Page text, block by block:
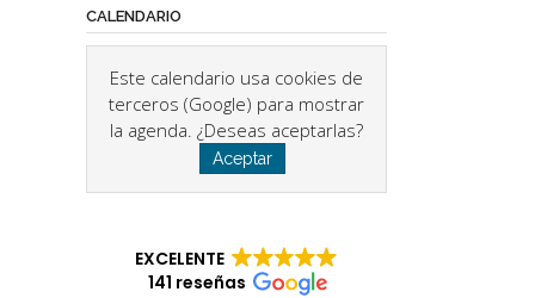
CALENDARIO
Este calendario usa cookies de
terceros (Google) para mostrar
la agenda. ¿Deseas aceptarlas?
Aceptar
EXCELENTE
141 reseñas